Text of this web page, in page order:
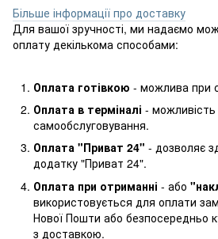
Більше інформації про доставку
Для вашої зручності, ми надаємо
оплату декількома способами:
Оплата готівкою - можлива при
Оплата в терміналі -
самообслуговування.
Оплата "Приват 24" - дозволяє
додатку "Приват 24".
Оплата при отриманні - або
використовується для оплати
Нової Пошти або безпосередньо
з доставкою.